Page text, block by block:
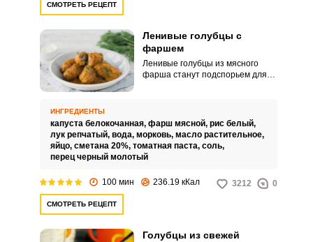
СМОТРЕТЬ РЕЦЕПТ
Ленивые голубцы с
фаршем
Ленивые голубцы из мясного
фарша станут подспорьем для
моркови, тушеные в томатно-
сметанной заправке, готовятся
просто, для них не нужно
распаривать капустные листья.
ИНГРЕДИЕНТЫ
капуста белокочанная, фарш мясной, рис белый,
лук репчатый, вода, морковь, масло растительное,
яйцо, сметана 20%, томатная паста, соль,
перец черный молотый
100 мин 236.19 кКал 3212 0
СМОТРЕТЬ РЕЦЕПТ
Голубцы из свежей